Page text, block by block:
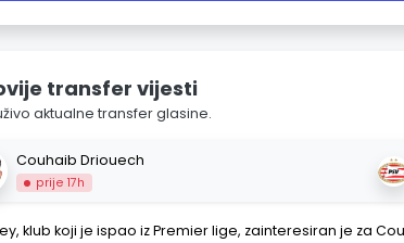
transfer vijesti
aktualne transfer glasine.
Couhaib Driouech
prije 17h
klub koji je ispao iz Premier lige, zainteresiran je za